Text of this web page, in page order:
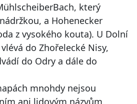
který
a Hohenecker
z vysokého kouta). U Dolní
do Zhořelecké Nisy,
do Odry a dále do
mnohdy nejsou
ani lidovým názvům.